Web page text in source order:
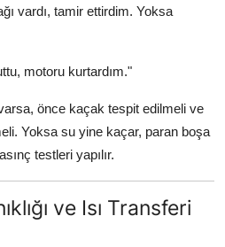
vardı, tamir ettirdim. Yoksa
motoru kurtardım."
önce kaçak tespit edilmeli ve
Yoksa su yine kaçar, paran boşa
testleri yapılır.
ve Isı Transferi